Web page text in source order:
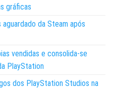
gráficas
da Steam após
vendidas e consolida-se
PlayStation
dos PlayStation Studios na